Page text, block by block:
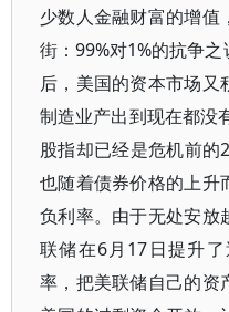
少数人金融财富的增值
街：99%对1%的抗争
后，美国的资本市场又
制造业产出到现在都没
股指却已经是危机前
也随着债券价格的上升
负利率。由于无处安放
联储在6月17日提升
率，把美联储自己的资